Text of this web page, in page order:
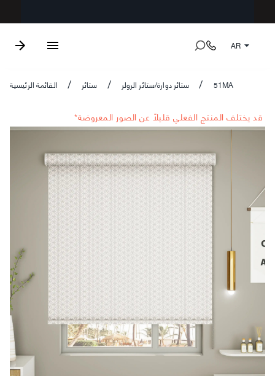
AR
القائمة الرئيسية / ستائر / ستائر دوارة/ستائر الرولر / 51MA
*قد يختلف المنتج الفعلي قليلاً عن الصور المعروضة